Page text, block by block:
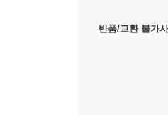
반품/교환 불가